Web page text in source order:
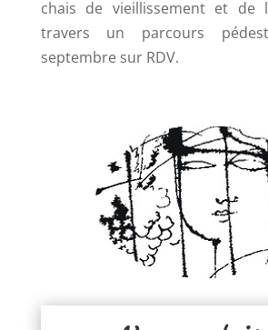
chais de vieillissement et de
travers un parcours
septembre sur RDV.